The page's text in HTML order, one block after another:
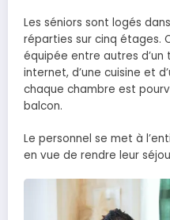
Les séniors sont logés
réparties sur cinq étages.
équipée entre autres d’un
internet, d’une cuisine et
chaque chambre est
balcon.
Le personnel se met à
en vue de rendre leur